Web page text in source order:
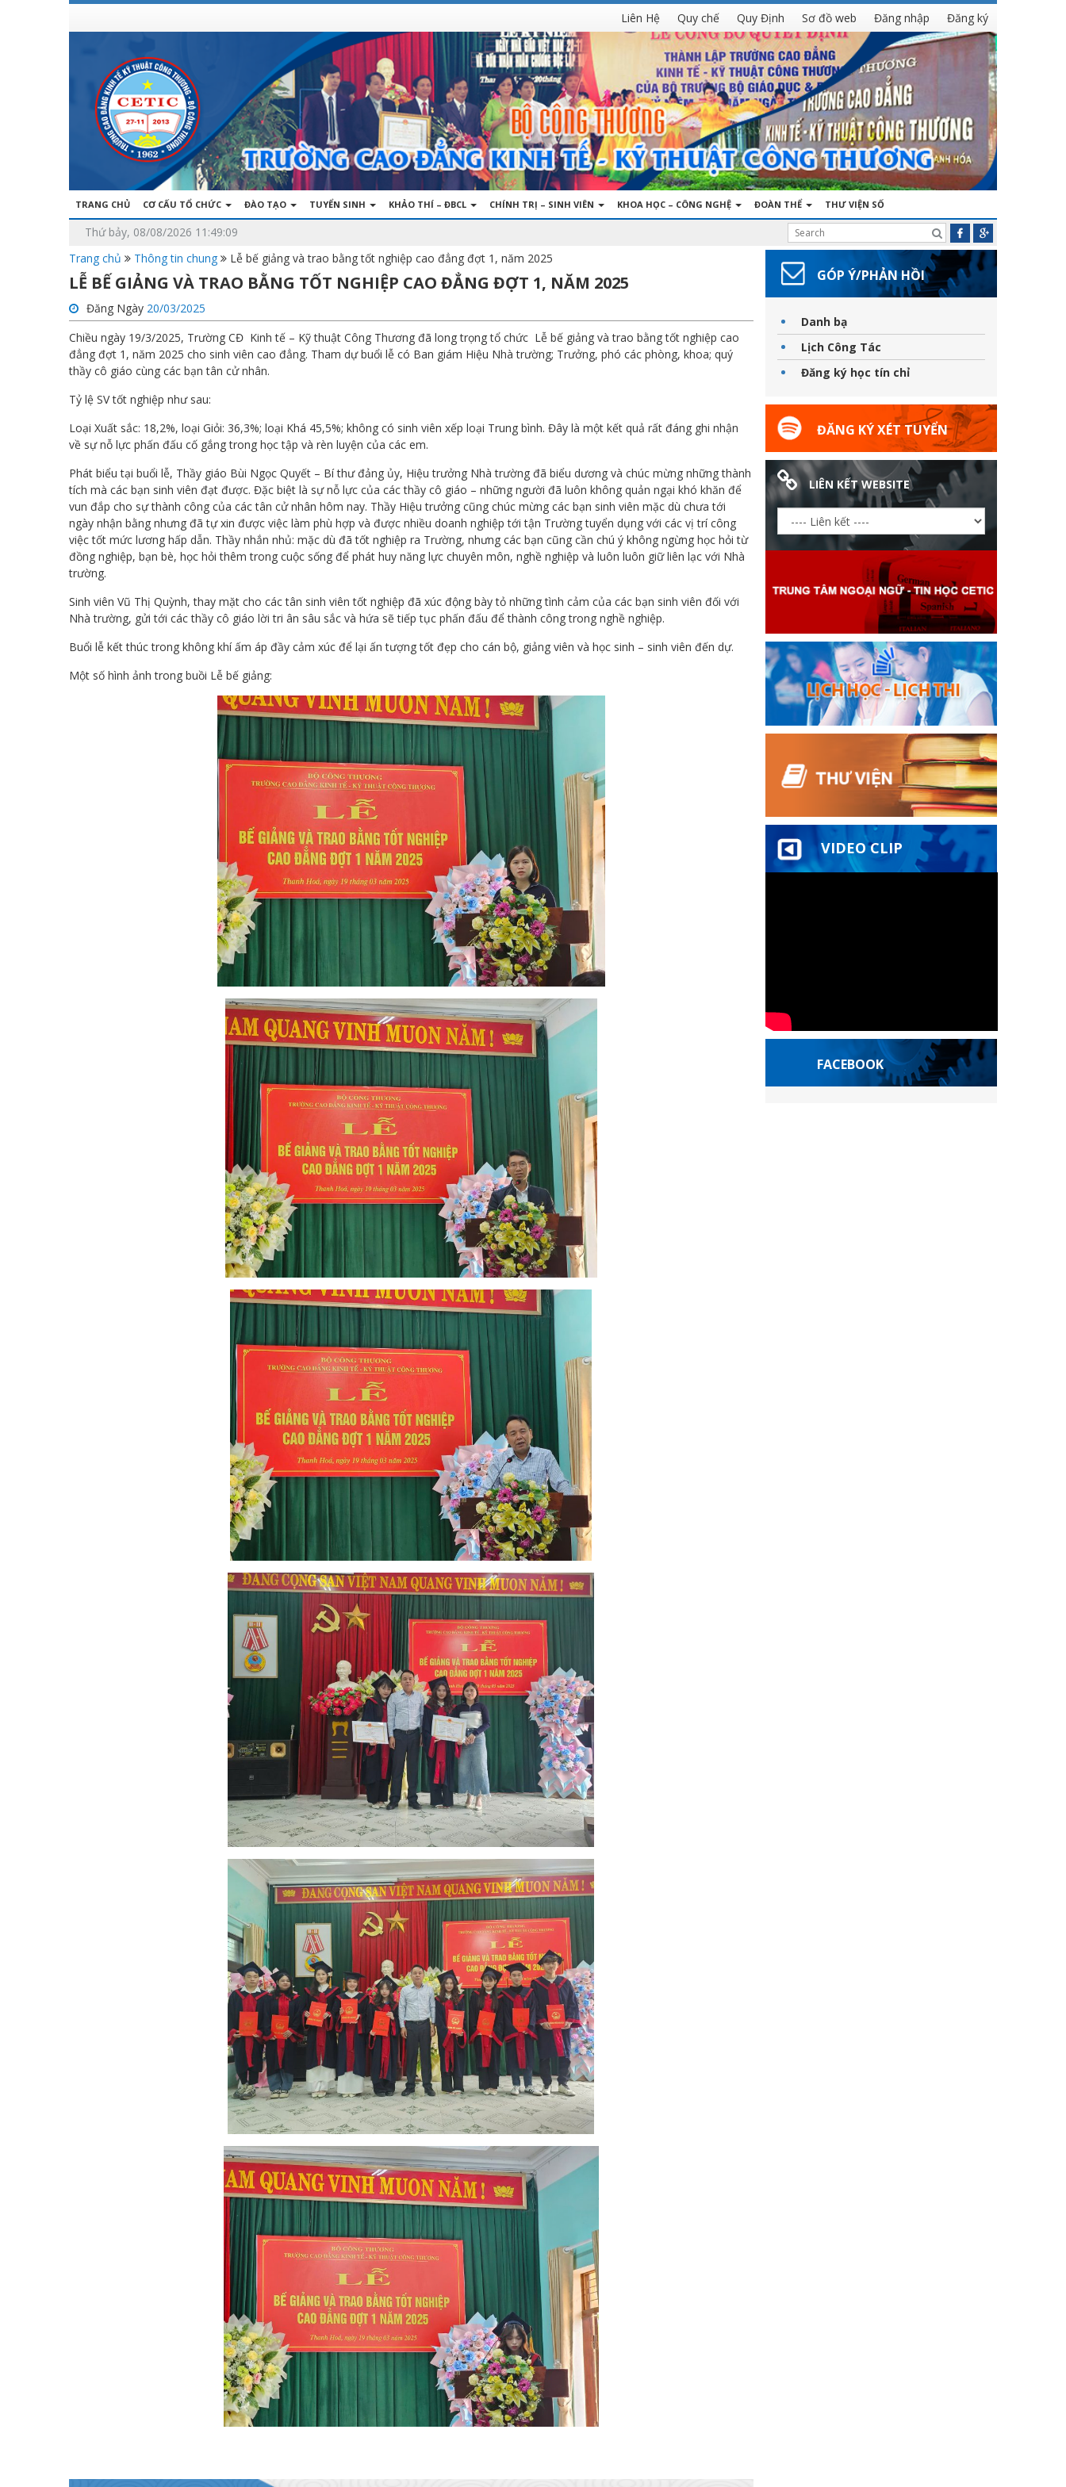
Liên Hệ Quy chế Quy Định Sơ đồ web Đăng nhập Đăng ký
TRANG CHỦ CƠ CẤU TỔ CHỨC ĐÀO TẠO TUYỂN SINH KHẢO THÍ – ĐBCL CHÍNH TRỊ – SINH VIÊN KHOA HỌC – CÔNG NGHỆ ĐOÀN THỂ THƯ VIỆN SỐ
Thứ bảy, 08/08/2026 11:49:09
Trang chủ
Thông tin chung Lễ bế giảng và trao bằng tốt nghiệp cao đẳng đợt 1, năm 2025
LỄ BẾ GIẢNG VÀ TRAO BẰNG TỐT NGHIỆP CAO ĐẲNG ĐỢT 1, NĂM 2025
Đăng Ngày 20/03/2025
Chiều ngày 19/3/2025, Trường CĐ Kinh tế – Kỹ thuật Công Thương đã long trọng tổ chức Lễ bế giảng và trao bằng tốt nghiệp cao
đẳng đợt 1, năm 2025 cho sinh viên cao đẳng. Tham dự buổi lễ có Ban giám Hiệu Nhà trường; Trưởng, phó các phòng, khoa; quý
thầy cô giáo cùng các bạn tân cử nhân.
Tỷ lệ SV tốt nghiệp như sau:
Loại Xuất sắc: 18,2%, loại Giỏi: 36,3%; loại Khá 45,5%; không có sinh viên xếp loại Trung bình. Đây là một kết quả rất đáng ghi nhận
về sự nỗ lực phấn đấu cố gắng trong học tập và rèn luyện của các em.
Phát biểu tại buổi lễ, Thầy giáo Bùi Ngọc Quyết – Bí thư đảng ủy, Hiệu trưởng Nhà trường đã biểu dương và chúc mừng những thành
tích mà các bạn sinh viên đạt được. Đặc biệt là sự nỗ lực của các thầy cô giáo – những người đã luôn không quản ngại khó khăn để
vun đắp cho sự thành công của các tân cử nhân hôm nay. Thầy Hiệu trưởng cũng chúc mừng các bạn sinh viên mặc dù chưa tới
ngày nhận bằng nhưng đã tự xin được việc làm phù hợp và được nhiều doanh nghiệp tới tận Trường tuyển dụng với các vị trí công
việc tốt mức lương hấp dẫn. Thầy nhắn nhủ: mặc dù đã tốt nghiệp ra Trường, nhưng các bạn cũng cần chú ý không ngừng học hỏi từ
đồng nghiệp, bạn bè, học hỏi thêm trong cuộc sống để phát huy năng lực chuyên môn, nghề nghiệp và luôn luôn giữ liên lạc với Nhà
trường.
Sinh viên Vũ Thị Quỳnh, thay mặt cho các tân sinh viên tốt nghiệp đã xúc động bày tỏ những tình cảm của các bạn sinh viên đối với
Nhà trường, gửi tới các thầy cô giáo lời tri ân sâu sắc và hứa sẽ tiếp tục phấn đấu để thành công trong nghề nghiệp.
Buổi lễ kết thúc trong không khí ấm áp đầy cảm xúc để lại ấn tượng tốt đẹp cho cán bộ, giảng viên và học sinh – sinh viên đến dự.
Một số hình ảnh trong buồi Lễ bế giảng:
GÓP Ý/PHẢN HỒI
Danh bạ
Lịch Công Tác
Đăng ký học tín chỉ
ĐĂNG KÝ XÉT TUYỂN
LIÊN KẾT WEBSITE
VIDEO CLIP
FACEBOOK